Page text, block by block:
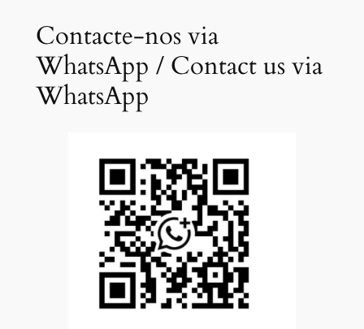
Contacte-nos via
WhatsApp / Contact us via
WhatsApp